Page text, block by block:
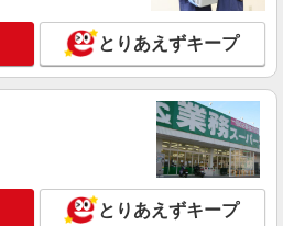
援員＊
円〜2062円 ＜日払い有/週払い有/交
市 ≪最寄駅≫いわき駅
とりあえずキープ
とりあえずキープ